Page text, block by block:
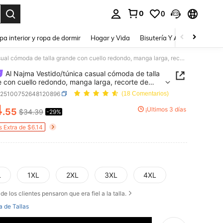
0 0
interior y ropa de dormir Hogar y Vida Bisutería Y Accesorios
Al Najma Vestido/túnica casual cómoda de talla grande con cuello redondo, manga larga, recorte de contraste de color, plisado y parches
Al Najma Vestido/túnica casual cómoda de talla
con cuello redondo, manga larga, recorte de
de color, plisado y parches
(18 Comentarios)
AND AVAILABILITY
.55 $34.39 -29% ¡Últimos 3 días
Extra de $6.14
1XL 2XL 3XL 4XL
de los clientes pensaron que era fiel a la talla.
de Tallas